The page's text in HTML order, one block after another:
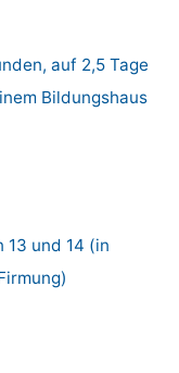
auf 2,5 Tage
Bildungshaus
13 und 14 (in